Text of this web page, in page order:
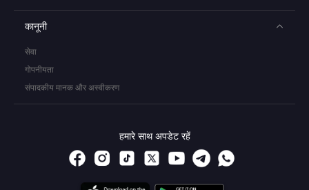
कानूनी
सेवा
गोपनीयता
संपादकीय मानक और अस्वीकरण
हमारे साथ अपडेट रहें